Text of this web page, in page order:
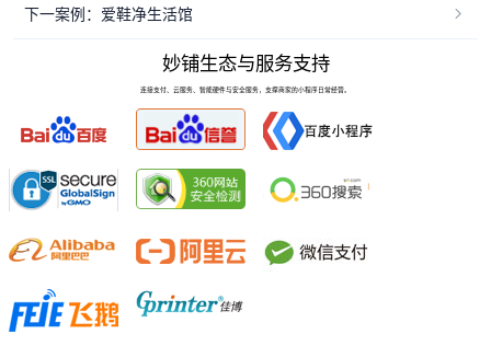
下一案例：爱鞋净生活馆
妙铺生态与服务支持
连接支付、云服务、智能硬件与安全服务，支撑商家的小程序日常经营。